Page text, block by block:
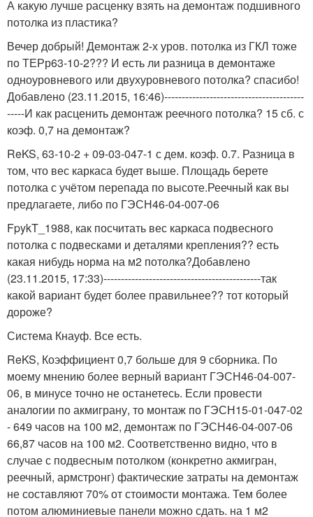
А какую лучше расценку взять на демонтаж подшивного
потолка из пластика?
Вечер добрый! Демонтаж 2-х уров. потолка из ГКЛ тоже
по ТЕРр63-10-2??? И есть ли разница в демонтаже
одноуровневого или двухуровневого потолка? спасибо!
Добавлено (23.11.2015, 16:46)----------------------------------------
-----И как расценить демонтаж реечного потолка? 15 сб. с
коэф. 0,7 на демонтаж?
ReKS, 63-10-2 + 09-03-047-1 с дем. коэф. 0.7. Разница в
том, что вес каркаса будет выше. Площадь берете
потолка с учётом перепада по высоте.Реечный как вы
предлагаете, либо по ГЭСН46-04-007-06
FpykT_1988, как посчитать вес каркаса подвесного
потолка с подвесками и деталями крепления?? есть
какая нибудь норма на м2 потолка?Добавлено
(23.11.2015, 17:33)---------------------------------------------так
какой вариант будет более правильнее?? тот который
дороже?
Система Кнауф. Все есть.
ReKS, Коэффициент 0,7 больше для 9 сборника. По
моему мнению более верный вариант ГЭСН46-04-007-
06, в минусе точно не останетесь. Если провести
аналогии по акмиграну, то монтаж по ГЭСН15-01-047-02
- 649 часов на 100 м2, демонтаж по ГЭСН46-04-007-06
66,87 часов на 100 м2. Соответственно видно, что в
случае с подвесным потолком (конкретно акмигран,
реечный, армстронг) фактические затраты на демонтаж
не составляют 70% от стоимости монтажа. Тем более
потом алюминиевые панели можно сдать. на 1 м2